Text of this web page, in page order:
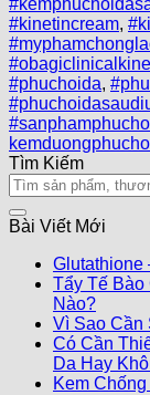
#kinetincream,
#phuchoida,
Tìm Kiếm
Bài Viết Mới
Glutathione
Tẩy Tế Bào
Nào?
Vì Sao Cần
Có Cần
Da Hay
Kem